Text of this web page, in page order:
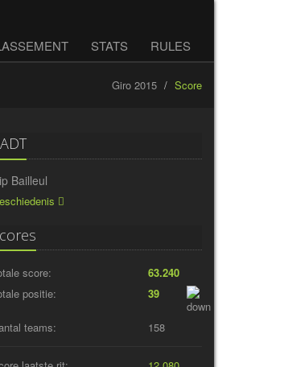
STATS RULES
Giro 2015 Score
Bailleul
score:
63.240
positie:
39
teams: 158